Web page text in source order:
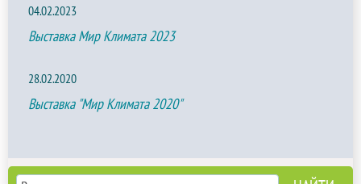
04.02.2023
Выставка Мир Климата 2023
28.02.2020
Выставка "Мир Климата 2020"